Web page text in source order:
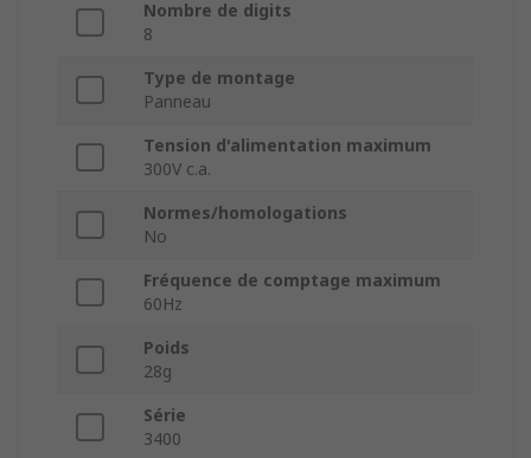
Nombre de digits
8
Type de montage
Panneau
Tension d'alimentation maximum
300V c.a.
Normes/homologations
No
Fréquence de comptage maximum
60Hz
Poids
28g
Série
3400